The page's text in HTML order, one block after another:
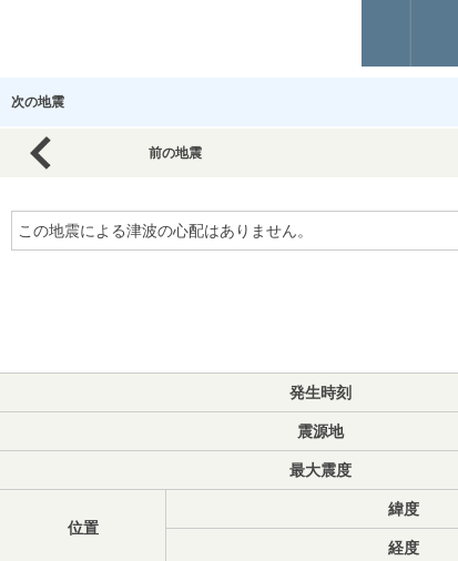
次の地震
前の地震
この地震による津波の心配はありません。
発生時刻
震源地
最大震度
位置
緯度
経度